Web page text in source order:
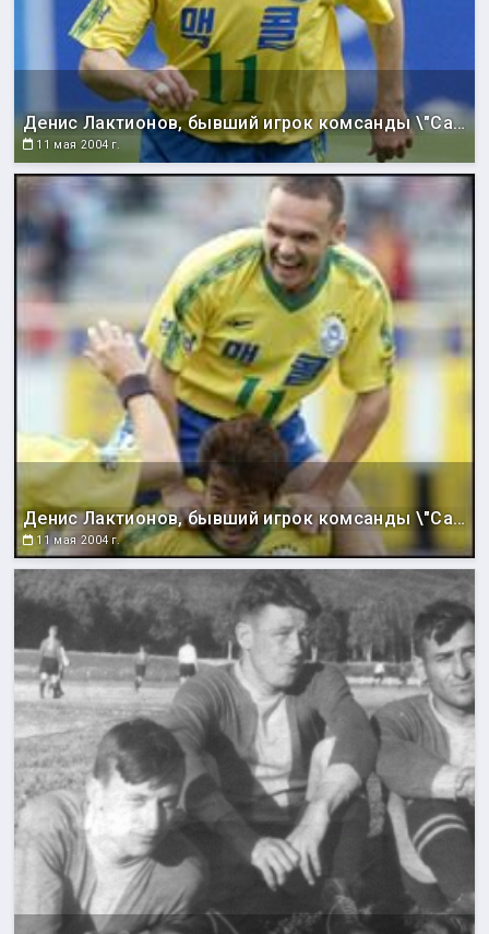
Денис Лактионов, бывший игрок комсанды \"Сахалин\", ныне играющий за корейский клуб \"Сон Нам Ильхва Чунма\".
11 мая 2004 г.
Денис Лактионов, бывший игрок комсанды \"Сахалин\", ныне играющий за корейский клуб \"Сон Нам Ильхва Чунма\".
11 мая 2004 г.